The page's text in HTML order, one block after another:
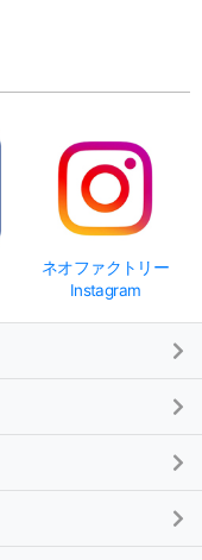
ネオファクトリー
Instagram